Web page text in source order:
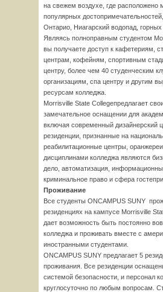
на свежем воздухе, где расположено
популярных
Онтарио, Ниагарский водопад, горных
Являясь полноправным студентом
вы получаете доступ к кафетериям,
центрам, кофейням, спортивным
центру, более чем 40 студенческим
организациям, спа центру и другим
ресурсам колледжа.
Morrisville State Collegeпредлагает
замечательное оснащении для
включая современный дизайнерский
резиденции, признанные на
реабилитационные центры,
дисциплинами колледжа являются
дело, автоматизация,
криминальное право и сфера
Проживание
Все студенты ONCAMPUS SUNY
резиденциях на кампусе Morrisville
дает возможность быть постоянно
колледжа и проживать вместе с
иностранными студентами.
ONCAMPUS SUNY предлагает 5
проживания. Все резиденции
системой безопасности, и персонал
круглосуточно по любым вопросам.